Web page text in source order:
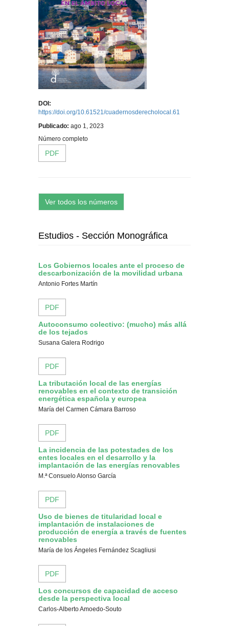
DOI:
https://doi.org/10.61521/cuadernosderecholocal.61
Publicado: ago 1, 2023
Número completo
PDF
Ver todos los números
Estudios - Sección Monográfica
Los Gobiernos locales ante el proceso de
descarbonización de la movilidad urbana
Antonio Fortes Martín
PDF
Autoconsumo colectivo: (mucho) más allá
de los tejados
Susana Galera Rodrigo
PDF
La tributación local de las energías
renovables en el contexto de transición
energética española y europea
María del Carmen Cámara Barroso
PDF
La incidencia de las potestades de los
entes locales en el desarrollo y la
implantación de las energías renovables
M.ª Consuelo Alonso García
PDF
Uso de bienes de titularidad local e
implantación de instalaciones de
producción de energía a través de fuentes
renovables
María de los Ángeles Fernández Scagliusi
PDF
Los concursos de capacidad de acceso
desde la perspectiva local
Carlos-Alberto Amoedo-Souto